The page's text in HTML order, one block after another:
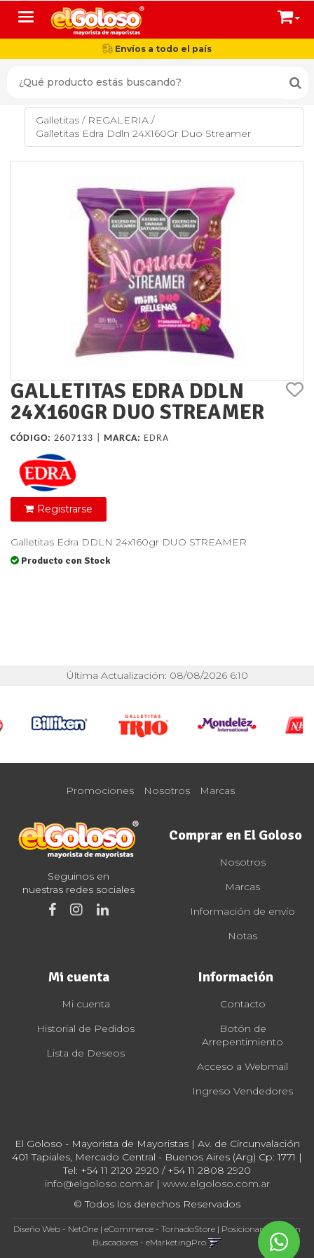
Toggle navigation
Envíos a todo el país
Galletitas / REGALERIA /
Galletitas Edra Ddln 24X160Gr Duo Streamer
GALLETITAS EDRA DDLN
24X160GR DUO STREAMER
CÓDIGO: 2607133 | MARCA: EDRA
Registrarse
Galletitas Edra DDLN 24x160gr DUO STREAMER
Producto con Stock
Última Actualización: 08/08/2026 6:10
Promociones Nosotros Marcas
Seguinos en
nuestras redes sociales
Comprar en El Goloso
Nosotros
Marcas
Información de envío
Notas
Mi cuenta
Mi cuenta
Historial de Pedidos
Lista de Deseos
Información
Contacto
Botón de
Arrepentimiento
Acceso a Webmail
Ingreso Vendedores
El Goloso - Mayorista de Mayoristas | Av. de Circunvalación
401 Tapiales, Mercado Central - Buenos Aires (Arg) Cp: 1771 |
Tel: +54 11 2120 2920 / +54 11 2808 2920
info@elgoloso.com.ar| www.elgoloso.com.ar
© Todos los derechos Reservados
Diseño Web - NetOne | eCommerce - TornadoStore | Posicionamiento en
Buscadores - eMarketingPro